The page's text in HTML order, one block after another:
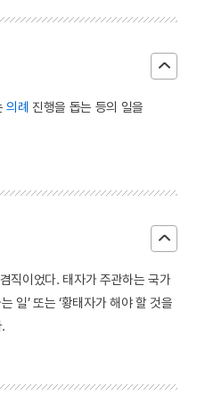
의례 진행을 돕는 등의 일을
직이었다. 태자가 주관하는 국가
일’ 또는 ‘황태자가 해야 할 것을